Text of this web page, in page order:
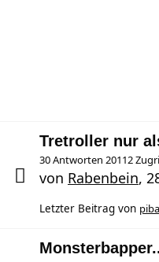
Tretroller nur
30 Antworten 20112
von Rabenbein,
Letzter Beitrag von